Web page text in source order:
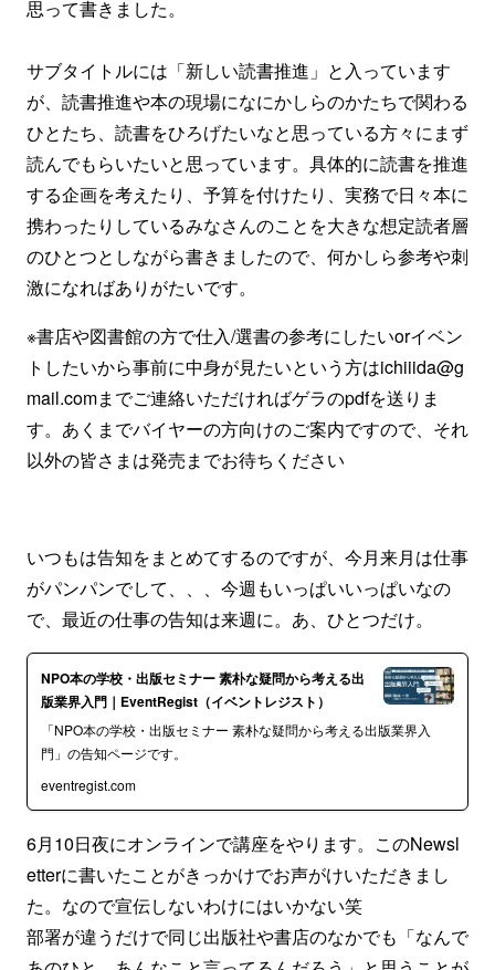
思って書きました。
サブタイトルには「新しい読書推進」と入っています
が、読書推進や本の現場になにかしらのかたちで関わる
ひとたち、読書をひろげたいなと思っている方々にまず
読んでもらいたいと思っています。具体的に読書を推進
する企画を考えたり、予算を付けたり、実務で日々本に
携わったりしているみなさんのことを大きな想定読者層
のひとつとしながら書きましたので、何かしら参考や刺
激になればありがたいです。
※書店や図書館の方で仕入/選書の参考にしたいorイベン
トしたいから事前に中身が見たいという方はichiiida@g
mail.comまでご連絡いただければゲラのpdfを送りま
す。あくまでバイヤーの方向けのご案内ですので、それ
以外の皆さまは発売までお待ちください
いつもは告知をまとめてするのですが、今月来月は仕事
がパンパンでして、、、今週もいっぱいいっぱいなの
で、最近の仕事の告知は来週に。あ、ひとつだけ。
NPO本の学校・出版セミナー 素朴な疑問から考える出
版業界入門｜EventRegist（イベントレジスト）
「NPO本の学校・出版セミナー 素朴な疑問から考える出版業界入
門」の告知ページです。
eventregist.com
6月10日夜にオンラインで講座をやります。このNewsl
etterに書いたことがきっかけでお声がけいただきまし
た。なので宣伝しないわけにはいかない笑
部署が違うだけで同じ出版社や書店のなかでも「なんで